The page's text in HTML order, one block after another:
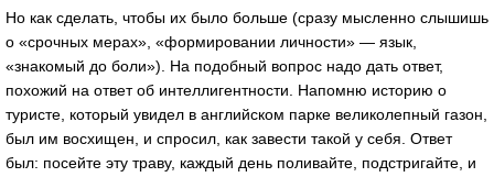
Но как сделать, чтобы их было больше (сразу мысленно слышишь
о «срочных мерах», «формировании личности» — язык,
«знакомый до боли»). На подобный вопрос надо дать ответ,
похожий на ответ об интеллигентности. Напомню историю о
туристе, который увидел в английском парке великолепный газон,
был им восхищен, и спросил, как завести такой у себя. Ответ
был: посейте эту траву, каждый день поливайте, подстригайте, и